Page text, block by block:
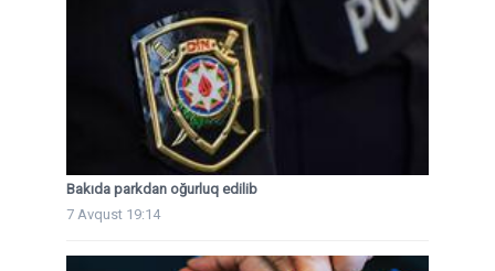
Bakıda parkdan oğurluq edilib
7 Avqust 19:14